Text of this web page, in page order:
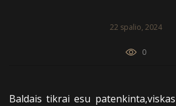
22 spalio, 2024
0
Baldais tikrai esu